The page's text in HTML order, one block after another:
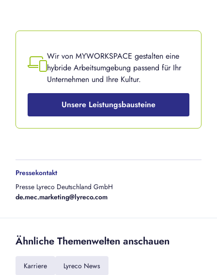
Wir von MYWORKSPACE gestalten eine
hybride Arbeitsumgebung passend für Ihr
Unternehmen und Ihre Kultur.
Unsere Leistungsbausteine
Pressekontakt
Presse Lyreco Deutschland GmbH
de.mec.marketing@lyreco.com
Ähnliche Themenwelten anschauen
Karriere
Lyreco News